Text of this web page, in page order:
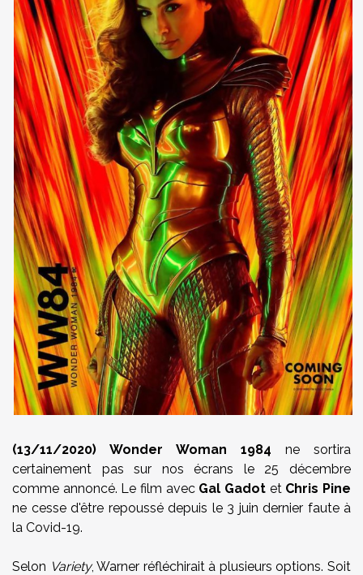
(13/11/2020) Wonder Woman 1984 ne sortira
certainement pas sur nos écrans le 25 décembre
comme annoncé. Le film avec Gal Gadot et Chris Pine
ne cesse d'être repoussé depuis le 3 juin dernier faute à
la Covid-19.
Selon Variety, Warner réfléchirait à plusieurs options. Soit